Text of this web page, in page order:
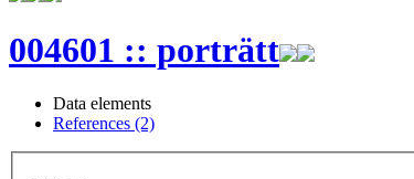
004601 :: porträtt
Data elements
References (2)